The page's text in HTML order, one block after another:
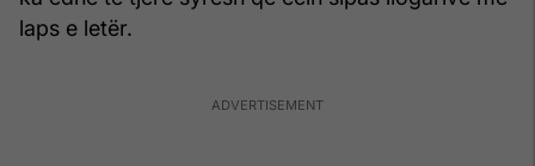
laps e letër.